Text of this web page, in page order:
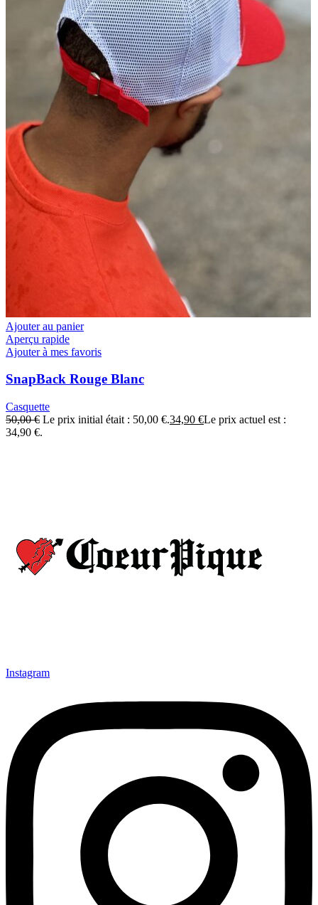
Ajouter au panier
Aperçu rapide
Ajouter à mes favoris
SnapBack Rouge Blanc
Casquette
50,00€ Le prix initial était : 50,00 €.34,90 €Le prix actuel est :
34,90 €.
Instagram